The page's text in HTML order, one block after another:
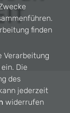
finden
Verarbeitung
Die
des
jederzeit
widerrufen